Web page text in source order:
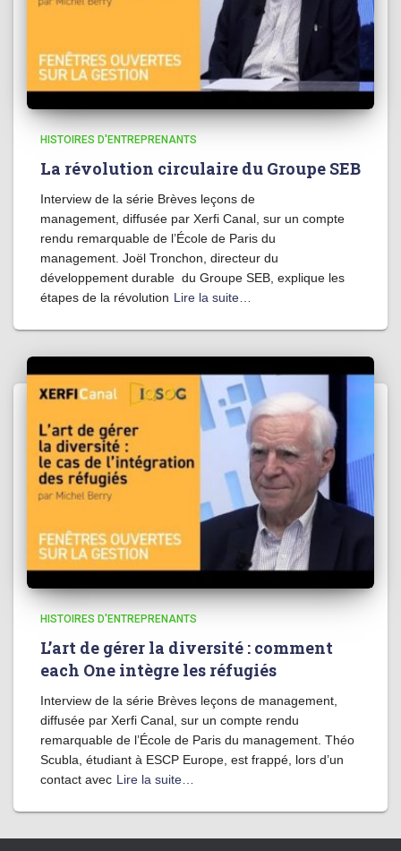
HISTOIRES D'ENTREPRENANTS
La révolution circulaire du Groupe SEB
Interview de la série Brèves leçons de
management, diffusée par Xerfi Canal, sur un compte
rendu remarquable de l’École de Paris du
management. Joël Tronchon, directeur du
développement durable du Groupe SEB, explique les
étapes de la révolution Lire la suite…
HISTOIRES D'ENTREPRENANTS
L’art de gérer la diversité : comment
each One intègre les réfugiés
Interview de la série Brèves leçons de management,
diffusée par Xerfi Canal, sur un compte rendu
remarquable de l’École de Paris du management. Théo
Scubla, étudiant à ESCP Europe, est frappé, lors d’un
contact avec Lire la suite…